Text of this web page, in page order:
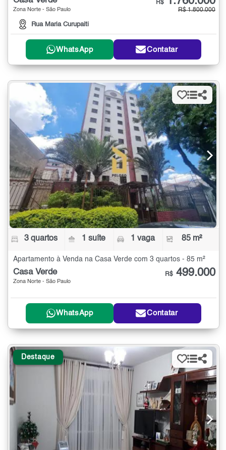
Zona Norte - São Paulo
Rua Maria Curupaiti
R$
R$ 1.800.000
WhatsApp Contatar
3 quartos 1 suíte 1 vaga 85 m²
Apartamento à Venda na Casa Verde com 3 quartos - 85 m²
Casa Verde
Zona Norte - São Paulo
R$ 499.000
WhatsApp Contatar
Destaque